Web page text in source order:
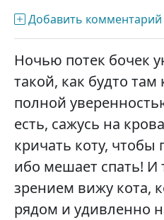
Добавить комментарий
Ночью потек бочек
такой, как будто там
полной
есть, сажусь на
кричать коту, чтобы
ибо мешает спать! И
зрением вижу кота,
рядом и удивленно